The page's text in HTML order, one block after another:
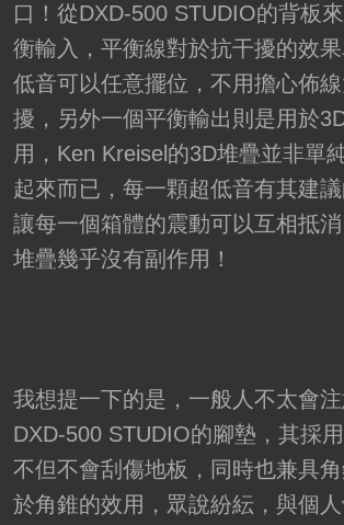
口！從DXD-500 STUDIO的背板
衡輸入，平衡線對於抗干擾的效
低音可以任意擺位，不用擔心佈
擾，另外一個平衡輸出則是用於
用，Ken Kreisel的3D堆疊並非單
起來而已，每一顆超低音有其建議
讓每一個箱體的震動可以互相抵
堆疊幾乎沒有副作用！
我想提一下的是，一般人不太會注
DXD-500 STUDIO的腳墊，其採
不但不會刮傷地板，同時也兼具
於角錐的效用，眾說紛紜，與個